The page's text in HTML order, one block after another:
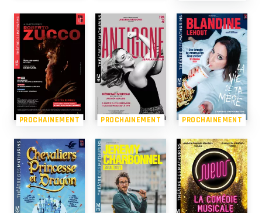
PROCHAINEMENT PROCHAINEMENT PROCHAINEMENT